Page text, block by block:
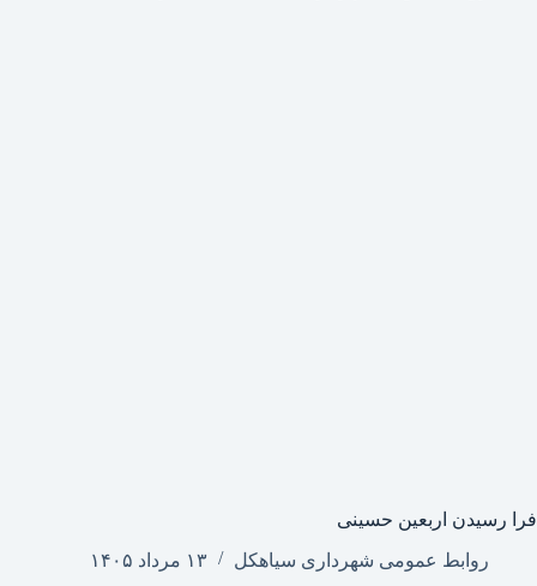
فرا رسیدن اربعین حسینی
روابط عمومی شهرداری سیاهکل
۱۳ مرداد ۱۴۰۵